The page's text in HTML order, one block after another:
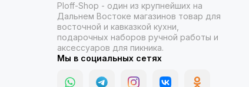
Ploff-Shop - один из крупнейших на
Дальнем Востоке магазинов товар для
восточной и кавказкой кухни,
подарочных наборов ручной работы и
аксессуаров для пикника.
Мы в социальных сетях